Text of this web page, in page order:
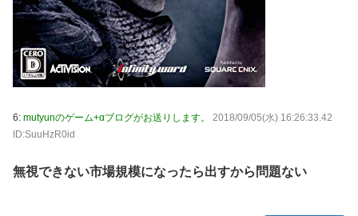
私の彼に裏表がなさすぎる 第3話
【悲報】 めっちゃカメレオンさん、早速パクリゲーが任天
堂ストアに登場してしまう……
やる夫のダンジョン運営記183-雑談所ネタ118 懺悔小ネタ
TCG・その後」
6: mutyunのゲーム+αブログがお送りします。
2018/09/05(水) 16:26:33.42
ID:SuuHzR0id
無視できない市場規模になったら出すから問題ない